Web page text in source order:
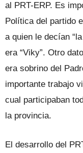
al PRT-ERP. Es
Política del partido
a quien le decían
era “Viky”. Otro
era sobrino del
importante trabajo
cual participaban
la provincia.
El desarrollo del